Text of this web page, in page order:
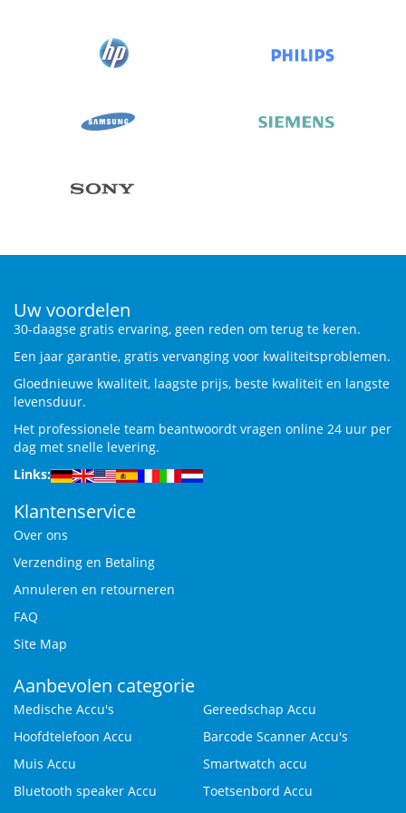
Uw voordelen
30-daagse gratis ervaring, geen reden om terug te keren.
Een jaar garantie, gratis vervanging voor kwaliteitsproblemen.
Gloednieuwe kwaliteit, laagste prijs, beste kwaliteit en langste
levensduur.
Het professionele team beantwoordt vragen online 24 uur per
dag met snelle levering.
Links:
Klantenservice
Over ons
Verzending en Betaling
Annuleren en retourneren
FAQ
Site Map
Aanbevolen categorie
Medische Accu's
Gereedschap Accu
Hoofdtelefoon Accu
Barcode Scanner Accu's
Muis Accu
Smartwatch accu
Bluetooth speaker Accu
Toetsenbord Accu